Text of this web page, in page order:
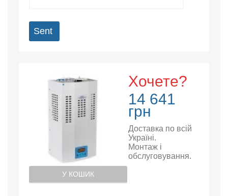
Sent
Хочете?
14 641
грн
Доставка по всій
Україні.
Монтаж і
обслуговування.
У КОШИК